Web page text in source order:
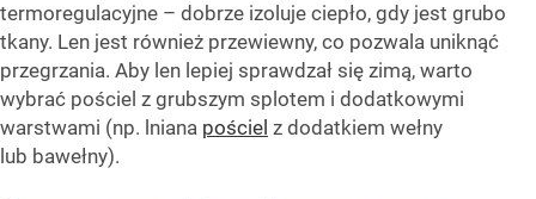
termoregulacyjne – dobrze izoluje ciepło, gdy jest grubo
tkany. Len jest również przewiewny, co pozwala uniknąć
przegrzania. Aby len lepiej sprawdzał się zimą, warto
wybrać pościel z grubszym splotem i dodatkowymi
warstwami (np. lniana pościel z dodatkiem wełny
lub bawełny).